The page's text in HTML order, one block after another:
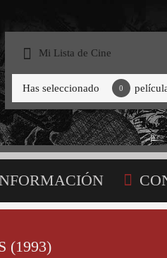
Mi Lista de Cine
Has seleccionado 0
(1993)